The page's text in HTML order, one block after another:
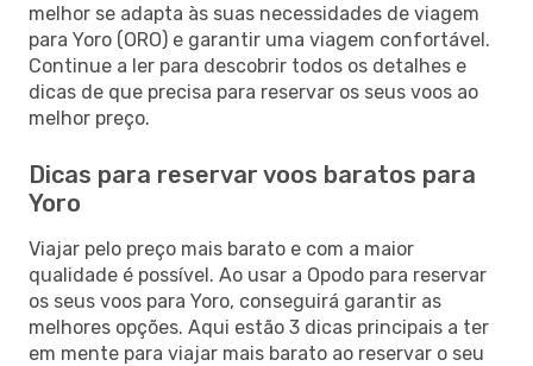
melhor se adapta às suas necessidades de viagem
para Yoro (ORO) e garantir uma viagem confortável.
Continue a ler para descobrir todos os detalhes e
dicas de que precisa para reservar os seus voos ao
melhor preço.
Dicas para reservar voos baratos para
Yoro
Viajar pelo preço mais barato e com a maior
qualidade é possível. Ao usar a Opodo para reservar
os seus voos para Yoro, conseguirá garantir as
melhores opções. Aqui estão 3 dicas principais a ter
em mente para viajar mais barato ao reservar o seu